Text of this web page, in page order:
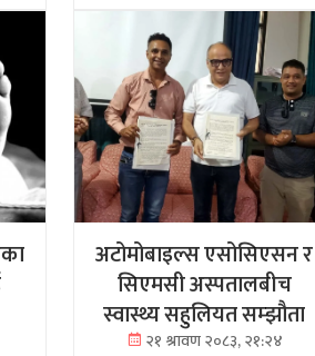
अटोमोबाइल्स एसोसिएसन र
सिएमसी अस्पतालबीच
स्वास्थ्य सहुलियत सम्झौता
२१ श्रावण २०८३, २१:२४